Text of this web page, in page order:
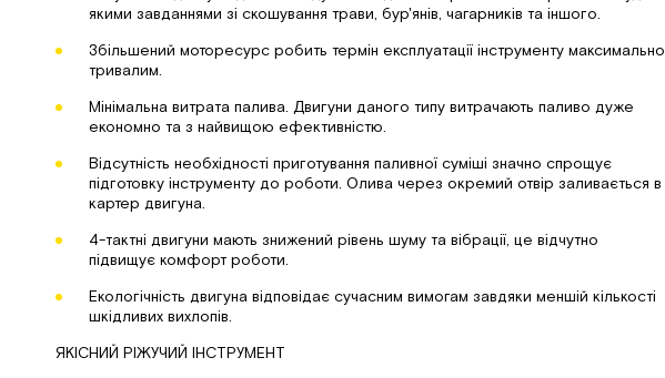
якими завданнями зі скошування трави, бур'янів, чагарників та іншого.
Збільшений моторесурс робить термін експлуатації інструменту максимально
тривалим.
Мінімальна витрата палива. Двигуни даного типу витрачають паливо дуже
економно та з найвищою ефективністю.
Відсутність необхідності приготування паливної суміші значно спрощує
підготовку інструменту до роботи. Олива через окремий отвір заливається в
картер двигуна.
4-тактні двигуни мають знижений рівень шуму та вібрації, це відчутно
підвищує комфорт роботи.
Екологічність двигуна відповідає сучасним вимогам завдяки меншій кількості
шкідливих вихлопів.
ЯКІСНИЙ РІЖУЧИЙ ІНСТРУМЕНТ